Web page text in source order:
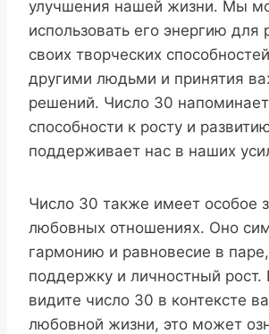
улучшения нашей жизни. Мы
использовать его энергию для
своих творческих
другими людьми и принятия
решений. Число 30
способности к росту и
поддерживает нас в наших
Число 30 также имеет особое
любовных отношениях. Оно
гармонию и равновесие в
поддержку и личностный рост.
видите число 30 в контексте
любовной жизни, это может